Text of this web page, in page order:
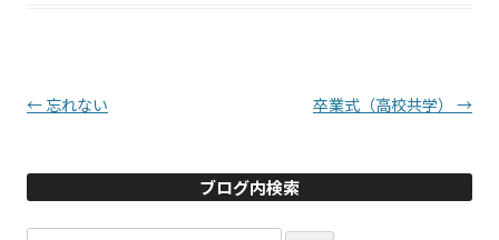
投稿ナビゲーション
← 忘れない 卒業式（高校共学） →
ブログ内検索